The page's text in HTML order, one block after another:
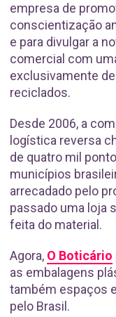
empresa de
conscientização
e para divulgar a
comercial com
exclusivamente
reciclados.
Desde 2006, a
logística reversa
de quatro mil
municípios
arrecadado pelo
passado uma loja
feita do material.
Agora, O Boticário
as embalagens
também espaços
pelo Brasil.